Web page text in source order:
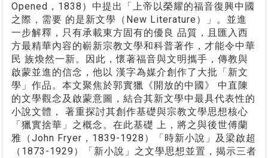
Opened，1838）中提出「上帝以榮耀的福音復興中國
之際，需要 的是新文學（New Literature）」。並進
一步解釋，只有承載東方固有的優良 品質，且匯入西
方最精華內容的嶄新宗教文學和科普著作，才能令中華
民 族煥然一新。因此，懷著福音與文明攜手，傳教與
啟蒙並進的信念，他以 漢字為媒介創作了大批「新文
學」作品。本文聚焦於郭實獵《開放的中國》 中直陳
的文學觀念及啟蒙意圖，結合其新文學中最具代表性的
小說文體， 著重探討其創作基礎與宗教文學思想核心
「獵實捨華」之概念。在此基礎 上，將之與後世傅蘭
雅（John Fryer，1839-1928）「時新小說」及梁啟超
（1873-1929）「新小說」之文學思想並置，揭示三者